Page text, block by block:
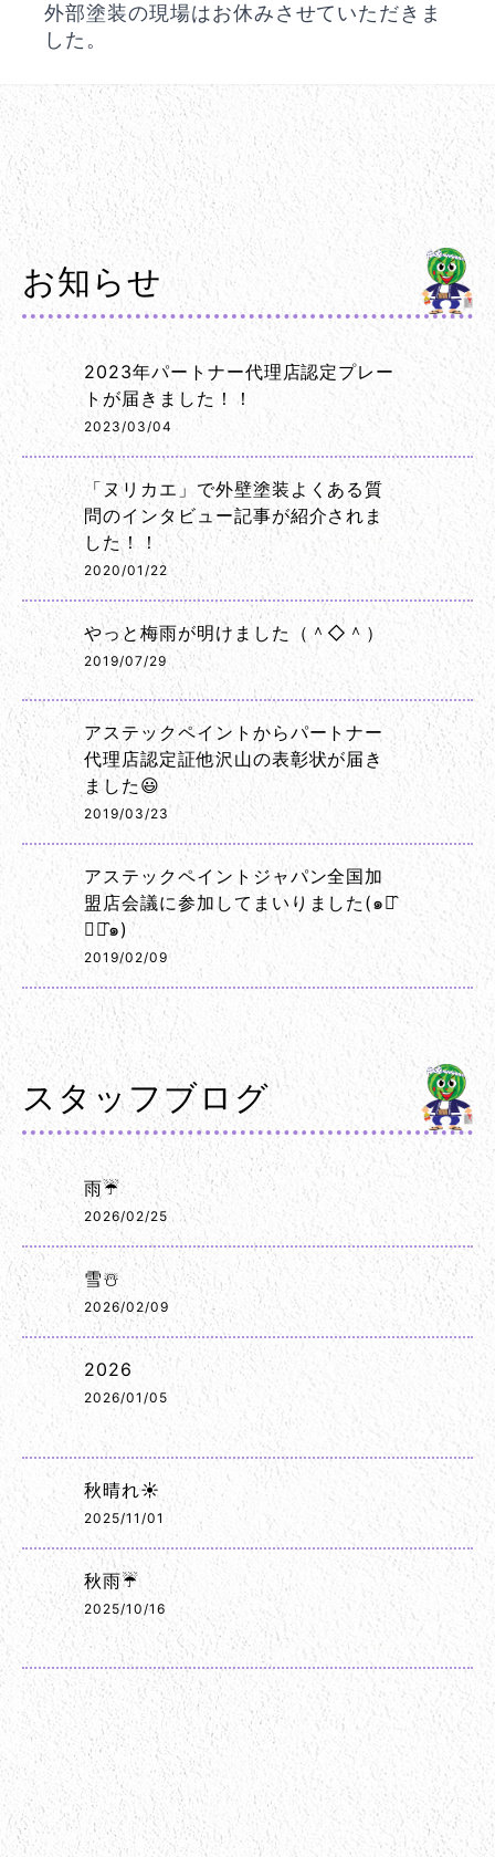
外部塗装の現場はお休みさせていただきま
した。
お知らせ
2023年パートナー代理店認定プレー
トが届きました！！
2023/03/04
「ヌリカエ」で外壁塗装よくある質
問のインタビュー記事が紹介されま
した！！
2020/01/22
やっと梅雨が明けました（＾◇＾）
2019/07/29
アステックペイントからパートナー
代理店認定証他沢山の表彰状が届き
ました😃
2019/03/23
アステックペイントジャパン全国加
盟店会議に参加してまいりました(๑･̑
◡･̑๑)
2019/02/09
スタッフブログ
雨☔
2026/02/25
雪☃️
2026/02/09
2026
2026/01/05
秋晴れ☀️
2025/11/01
秋雨☔
2025/10/16